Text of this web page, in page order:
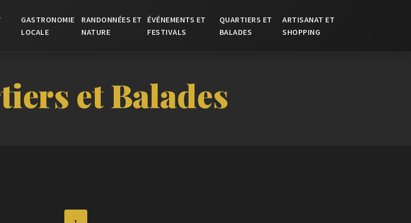
GASTRONOMIE
LOCALE
RANDONNÉES ET
NATURE
ÉVÉNEMENTS ET
FESTIVALS
QUARTIERS ET
BALADES
ARTISANAT ET
SHOPPING
et Balades